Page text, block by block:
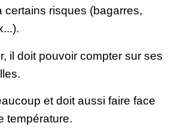
certains risques (bagarres,
il doit pouvoir compter sur ses
et doit aussi faire face
température.